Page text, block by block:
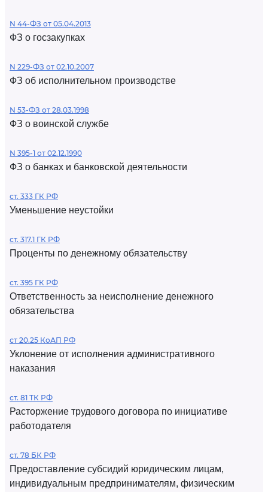
N 44-ФЗ от 05.04.2013
ФЗ о госзакупках
N 229-ФЗ от 02.10.2007
ФЗ об исполнительном производстве
N 53-ФЗ от 28.03.1998
ФЗ о воинской службе
N 395-1 от 02.12.1990
ФЗ о банках и банковской деятельности
ст. 333 ГК РФ
Уменьшение неустойки
ст. 317.1 ГК РФ
Проценты по денежному обязательству
ст. 395 ГК РФ
Ответственность за неисполнение денежного
обязательства
ст 20.25 КоАП РФ
Уклонение от исполнения административного
наказания
ст. 81 ТК РФ
Расторжение трудового договора по инициативе
работодателя
ст. 78 БК РФ
Предоставление субсидий юридическим лицам,
индивидуальным предпринимателям, физическим